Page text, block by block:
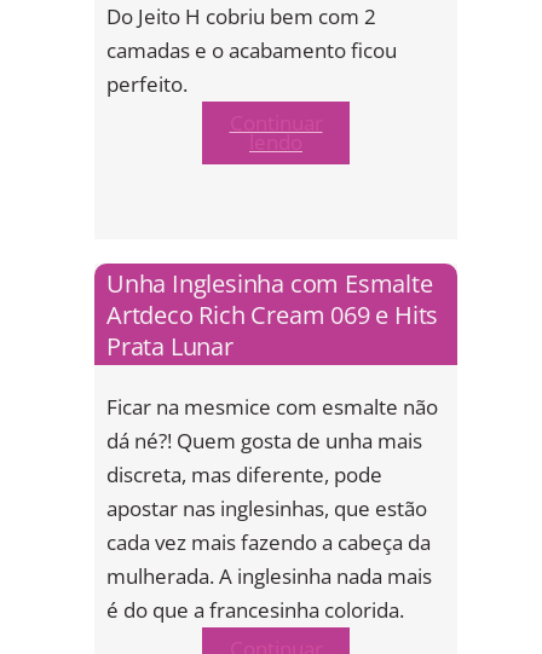
Do Jeito H cobriu bem com 2
camadas e o acabamento ficou
perfeito.
lendo
Unha Inglesinha com Esmalte
Artdeco Rich Cream 069 e Hits
Prata Lunar
Ficar na mesmice com esmalte não
dá né?! Quem gosta de unha mais
discreta, mas diferente, pode
apostar nas inglesinhas, que estão
cada vez mais fazendo a cabeça da
mulherada. A inglesinha nada mais
é do que a francesinha colorida.